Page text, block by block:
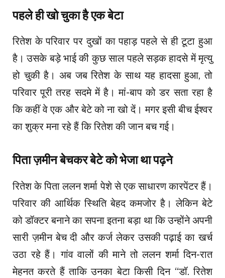
पहले ही खो चुका है एक बेटा
रितेश के परिवार पर दुखों का पहाड़ पहले से ही टूटा हुआ
है। उसके बड़े भाई की कुछ साल पहले सड़क हादसे में मृत्यु
हो चुकी है। अब जब रितेश के साथ यह हादसा हुआ, तो
परिवार पूरी तरह सदमे में है। मां-बाप को डर सता रहा है
कि कहीं वे एक और बेटे को ना खो दें। मगर इसी बीच ईश्वर
का शुक्र मना रहे हैं कि रितेश की जान बच गई।
पिता ज़मीन बेचकर बेटे को भेजा था पढ़ने
रितेश के पिता ललन शर्मा पेशे से एक साधारण कारपेंटर हैं।
परिवार की आर्थिक स्थिति बेहद कमजोर है। लेकिन बेटे
को डॉक्टर बनाने का सपना इतना बड़ा था कि उन्होंने अपनी
सारी ज़मीन बेच दी और कर्ज लेकर उसकी पढ़ाई का खर्च
उठा रहे हैं। गांव वालों की माने तो ललन शर्मा दिन-रात
मेहनत करते हैं ताकि उनका बेटा किसी दिन “डॉ. रितेश